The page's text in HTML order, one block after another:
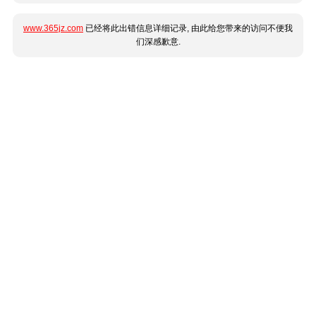
www.365jz.com 已经将此出错信息详细记录, 由此给您带来的访问不便我
们深感歉意.